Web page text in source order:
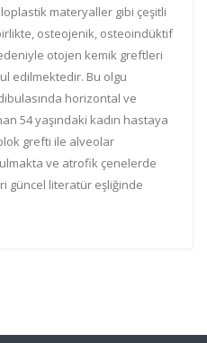
materyaller gibi çeşitli
osteojenik, osteoindüktif
otojen kemik greftleri
edilmektedir. Bu olgu
horizontal ve
54 yaşındaki kadın hastaya
grefti ile alveolar
ve atrofik çenelerde
güncel literatür eşliğinde